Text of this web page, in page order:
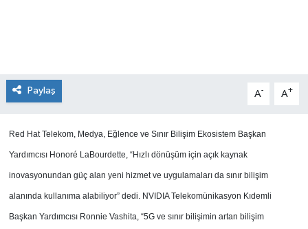
Paylaş A- A+
Red Hat Telekom, Medya, Eğlence ve Sınır Bilişim Ekosistem Başkan
Yardımcısı Honoré LaBourdette, “Hızlı dönüşüm için açık kaynak
inovasyonundan güç alan yeni hizmet ve uygulamaları da sınır bilişim
alanında kullanıma alabiliyor” dedi. NVIDIA Telekomünikasyon Kıdemli
Başkan Yardımcısı Ronnie Vashita, “5G ve sınır bilişimin artan bilişim